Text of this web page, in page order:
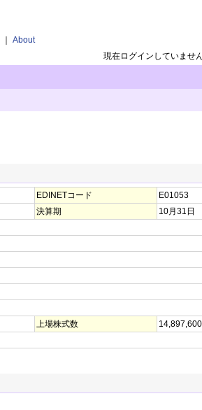
｜ About
現在ログインしていませ
EDINETコード
E01053
決算期
10月31日
上場株式数
14,897,600